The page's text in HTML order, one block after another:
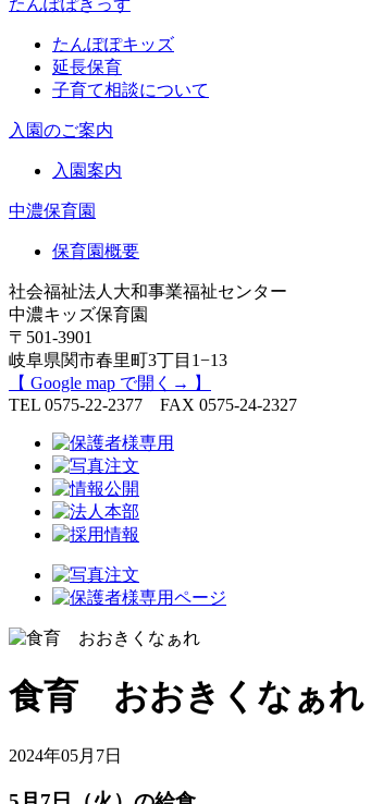
たんぽぽキッズ
延長保育
子育て相談について
入園のご案内
入園案内
中濃保育園
保育園概要
社会福祉法人大和事業福祉センター
中濃キッズ保育園
〒501-3901
岐阜県関市春里町3丁目1−13
【 Google map で開く→ 】
TEL 0575-22-2377 FAX 0575-24-2327
食育 おおきくなぁれ
2024年05月7日